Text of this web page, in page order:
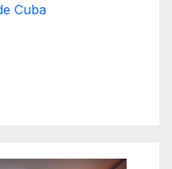
Cuba